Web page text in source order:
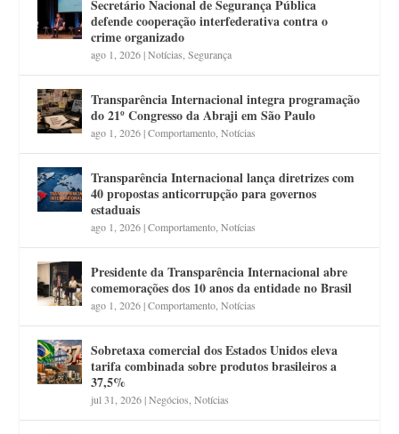
Secretário Nacional de Segurança Pública
defende cooperação interfederativa contra o
crime organizado
ago 1, 2026|Notícias ,Segurança
Transparência Internacional integra programação
do 21º Congresso da Abraji em São Paulo
ago 1, 2026|Comportamento ,Notícias
Transparência Internacional lança diretrizes com
40 propostas anticorrupção para governos
estaduais
ago 1, 2026|Comportamento ,Notícias
Presidente da Transparência Internacional abre
comemorações dos 10 anos da entidade no Brasil
ago 1, 2026|Comportamento ,Notícias
Sobretaxa comercial dos Estados Unidos eleva
tarifa combinada sobre produtos brasileiros a
37,5%
jul 31, 2026|Negócios ,Notícias